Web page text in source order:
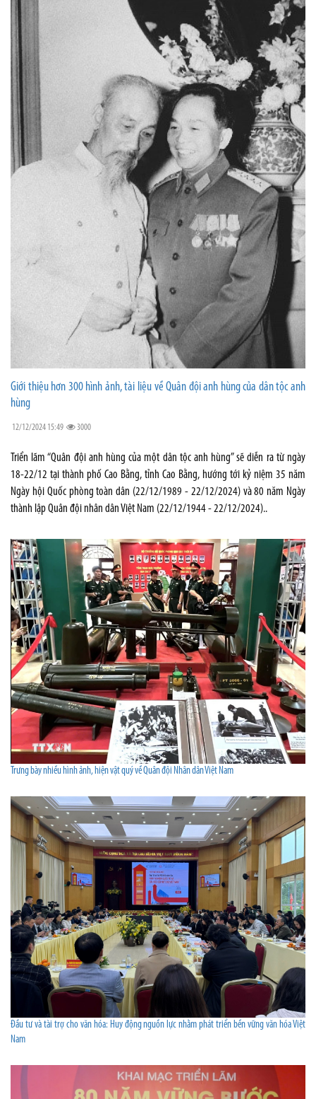
Giới thiệu hơn 300 hình ảnh, tài liệu về Quân đội anh hùng của dân tộc anh
hùng
12/12/2024 15:49 3000
Triển lãm “Quân đội anh hùng của một dân tộc anh hùng” sẽ diễn ra từ ngày
18-22/12 tại thành phố Cao Bằng, tỉnh Cao Bằng, hướng tới kỷ niệm 35 năm
Ngày hội Quốc phòng toàn dân (22/12/1989 - 22/12/2024) và 80 năm Ngày
thành lập Quân đội nhân dân Việt Nam (22/12/1944 - 22/12/2024)..
Trưng bày nhiều hình ảnh, hiện vật quý về Quân đội Nhân dân Việt Nam
Đầu tư và tài trợ cho văn hóa: Huy động nguồn lực nhằm phát triển bền vững văn hóa Việt
Nam